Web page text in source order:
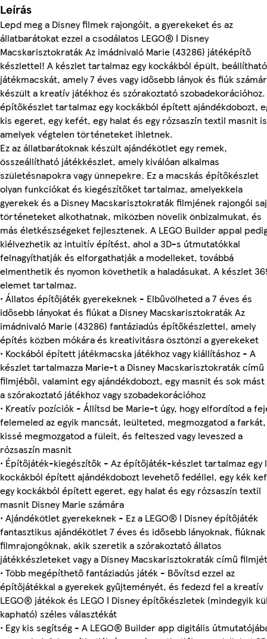
Leírás
Lepd meg a Disney filmek rajongóit, a gyerekeket és az
állatbarátokat ezzel a csodálatos LEGO® ǀ Disney
Macskarisztokraták Az imádnivaló Marie (43286) játéképítő
készlettel! A készlet tartalmaz egy kockákból épült, beállítható
játékmacskát, amely 7 éves vagy idősebb lányok és fiúk
készült a kreatív játékhoz és szórakoztató szobadekorációhoz.
építőkészlet tartalmaz egy kockákból épített ajándékdobozt,
kis egeret, egy kefét, egy halat és egy rózsaszín textil masnit
amelyek végtelen történeteket ihletnek.
Ez az állatbarátoknak készült ajándékötlet egy remek,
összeállítható játékkészlet, amely kiválóan alkalmas
születésnapokra vagy ünnepekre. Ez a macskás építőkészlet
olyan funkciókat és kiegészítőket tartalmaz, amelyekkela
gyerekek és a Disney Macskarisztokraták filmjének rajongói
történeteket alkothatnak, miközben növelik önbizalmukat, és
más életkészségeket fejlesztenek. A LEGO Builder appal
kiélvezhetik az intuitív építést, ahol a 3D-s útmutatókkal
felnagyíthatják és elforgathatják a modelleket, továbbá
elmenthetik és nyomon követhetik a haladásukat. A készlet
elemet tartalmaz.
• Állatos építőjáték gyerekeknek - Elbűvölheted a 7 éves és
idősebb lányokat és fiúkat a Disney Macskarisztokraták Az
imádnivaló Marie (43286) fantáziadús építőkészlettel, amely
építés közben mókára és kreativitásra ösztönzi a gyerekeket
• Kockából épített játékmacska játékhoz vagy kiállításhoz - A
készlet tartalmazza Marie-t a Disney Macskarisztokraták című
filmjéből, valamint egy ajándékdobozt, egy masnit és sok mást
a szórakoztató játékhoz vagy szobadekorációhoz
• Kreatív pozíciók - Állítsd be Marie-t úgy, hogy elfordítod a
felemeled az egyik mancsát, leülteted, megmozgatod a farkát,
kissé megmozgatod a füleit, és felteszed vagy leveszed a
rózsaszín masnit
• Építőjáték-kiegészítők - Az építőjáték-készlet tartalmaz egy
kockákból épített ajándékdobozt levehető fedéllel, egy kék
egy kockákból épített egeret, egy halat és egy rózsaszín textil
masnit Disney Marie számára
• Ajándékötlet gyerekeknek - Ez a LEGO® ǀ Disney építőjáték
fantasztikus ajándékötlet 7 éves és idősebb lányoknak,
filmrajongóknak, akik szeretik a szórakoztató állatos
játékkészleteket vagy a Disney Macskarisztokraták című filmjét
• Több megépíthető fantáziadús játék - Bővítsd ezzel az
építőjátékkal a gyerekek gyűjteményét, és fedezd fel a kreatív
LEGO® játékok és LEGO ǀ Disney építőkészletek (mindegyik
kapható) széles választékát
• Egy kis segítség - A LEGO® Builder app digitális